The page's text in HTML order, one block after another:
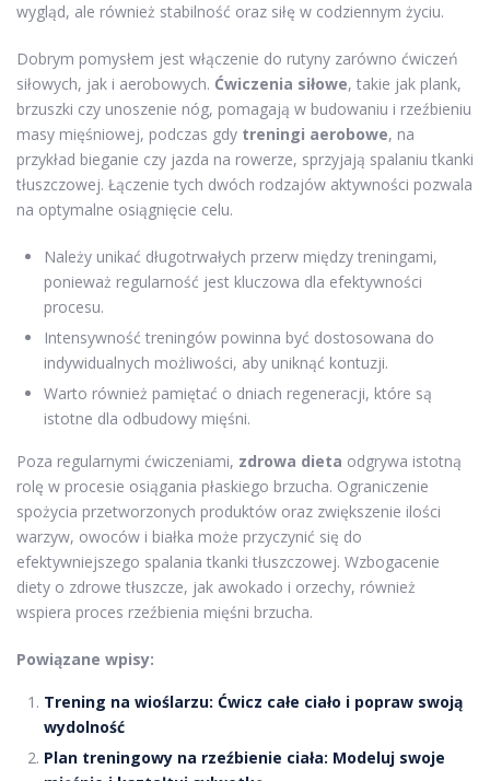
wygląd, ale również stabilność oraz siłę w codziennym życiu.
Dobrym pomysłem jest włączenie do rutyny zarówno ćwiczeń
siłowych, jak i aerobowych. Ćwiczenia siłowe, takie jak plank,
brzuszki czy unoszenie nóg, pomagają w budowaniu i rzeźbieniu
masy mięśniowej, podczas gdy treningi aerobowe, na
przykład bieganie czy jazda na rowerze, sprzyjają spalaniu tkanki
tłuszczowej. Łączenie tych dwóch rodzajów aktywności pozwala
na optymalne osiągnięcie celu.
Należy unikać długotrwałych przerw między treningami,
ponieważ regularność jest kluczowa dla efektywności
procesu.
Intensywność treningów powinna być dostosowana do
indywidualnych możliwości, aby uniknąć kontuzji.
Warto również pamiętać o dniach regeneracji, które są
istotne dla odbudowy mięśni.
Poza regularnymi ćwiczeniami, zdrowa dieta odgrywa istotną
rolę w procesie osiągania płaskiego brzucha. Ograniczenie
spożycia przetworzonych produktów oraz zwiększenie ilości
warzyw, owoców i białka może przyczynić się do
efektywniejszego spalania tkanki tłuszczowej. Wzbogacenie
diety o zdrowe tłuszcze, jak awokado i orzechy, również
wspiera proces rzeźbienia mięśni brzucha.
Powiązane wpisy:
Trening na wioślarzu: Ćwicz całe ciało i popraw swoją
wydolność
Plan treningowy na rzeźbienie ciała: Modeluj swoje